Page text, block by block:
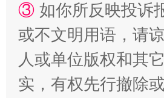
扯下公款旅游的“隐身衣”
③ 如你所反映投诉
或不文明用语，请
人或单位版权和其
实，有权先行撤除